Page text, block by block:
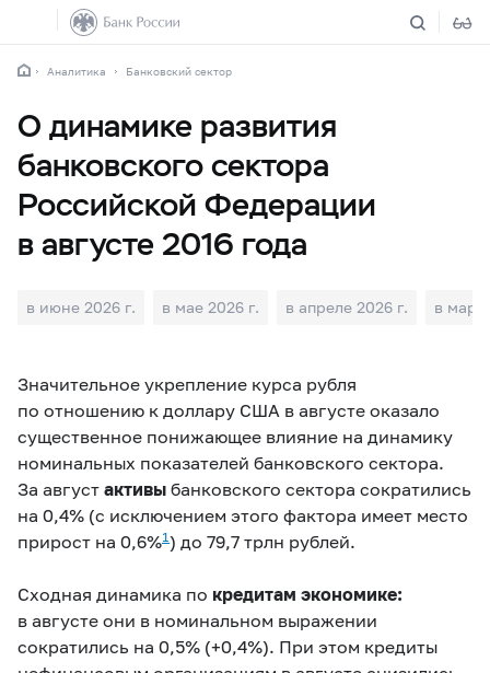
Аналитика Банковский сектор
О динамике развития
банковского сектора
Российской Федерации
в августе 2016 года
в июне 2026 г. в мае 2026 г. в апреле 2026 г. в
Значительное укрепление курса рубля
по отношению к доллару США в августе оказало
существенное понижающее влияние на динамику
номинальных показателей банковского сектора.
За август активы банковского сектора сократились
на 0,4% (с исключением этого фактора имеет место
прирост на 0,6%1) до 79,7 трлн рублей.
Сходная динамика по кредитам экономике:
в августе они в номинальном выражении
сократились на 0,5% (+0,4%). При этом кредиты